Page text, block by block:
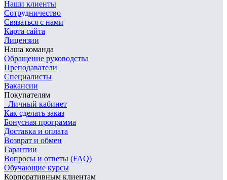
Наши клиенты
Сотрудничество
Связаться с нами
Карта сайта
Лицензии
Наша команда
Обращение руководства
Преподаватели
Специалисты
Вакансии
Покупателям
Личный кабинет
Как сделать заказ
Бонусная программа
Доставка и оплата
Возврат и обмен
Гарантии
Вопросы и ответы (FAQ)
Обучающие курсы
Корпоративным клиентам